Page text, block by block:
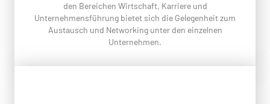
den Bereichen Wirtschaft, Karriere und
Unternehmensführung bietet sich die Gelegenheit zum
Austausch und Networking unter den einzelnen
Unternehmen.